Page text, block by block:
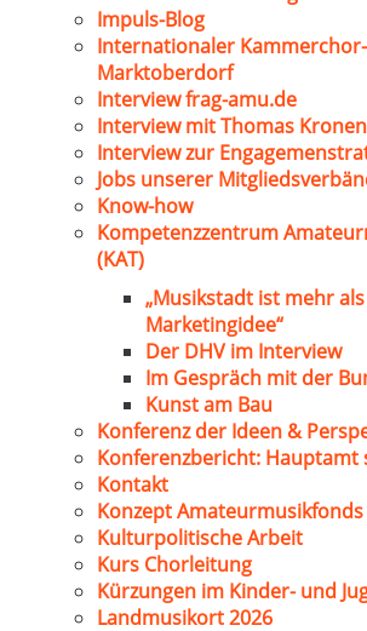
Impuls-Blog
Internationaler
Marktoberdorf
Interview frag-amu.de
Interview mit Thomas
Interview zur
Jobs unserer
Know-how
Kompetenzzentrum
(KAT)
„Musikstadt ist mehr
Marketingidee“
Der DHV im Interview
Im Gespräch mit der
Kunst am Bau
Konferenz der Ideen &
Konferenzbericht: Hauptamt
Kontakt
Konzept Amateurmusikfonds
Kulturpolitische Arbeit
Kurs Chorleitung
Kürzungen im Kinder- und
Landmusikort 2026